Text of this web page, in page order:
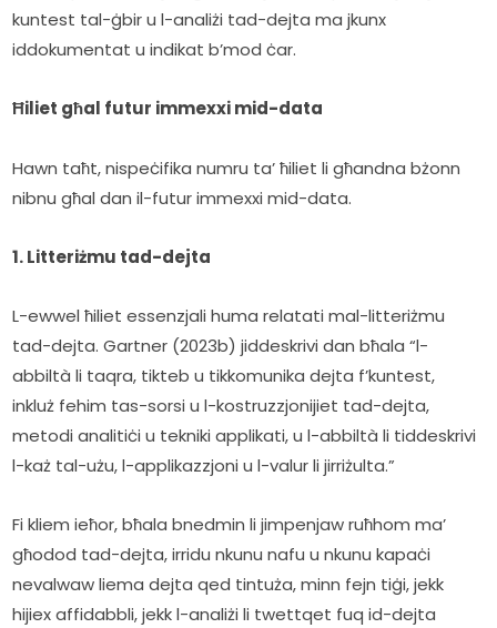
kuntest tal-ġbir u l-analiżi tad-dejta ma jkunx
iddokumentat u indikat b’mod ċar.
Ħiliet għal futur immexxi mid-data
Hawn taħt, nispeċifika numru ta’ ħiliet li għandna bżonn
nibnu għal dan il-futur immexxi mid-data.
1. Litteriżmu tad-dejta
L-ewwel ħiliet essenzjali huma relatati mal-litteriżmu
tad-dejta. Gartner (2023b) jiddeskrivi dan bħala “l-
abbiltà li taqra, tikteb u tikkomunika dejta f’kuntest,
inkluż fehim tas-sorsi u l-kostruzzjonijiet tad-dejta,
metodi analitiċi u tekniki applikati, u l-abbiltà li tiddeskrivi
l-każ tal-użu, l-applikazzjoni u l-valur li jirriżulta.”
Fi kliem ieħor, bħala bnedmin li jimpenjaw ruħhom ma’
għodod tad-dejta, irridu nkunu nafu u nkunu kapaċi
nevalwaw liema dejta qed tintuża, minn fejn tiġi, jekk
hijiex affidabbli, jekk l-analiżi li twettqet fuq id-dejta